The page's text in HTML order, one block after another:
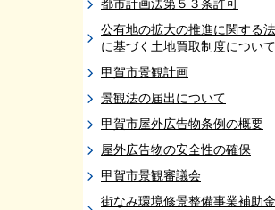
都市計画法第５３条許可
公有地の拡大の推進に関する
に基づく土地買取制度について
甲賀市景観計画
景観法の届出について
甲賀市屋外広告物条例の概要
屋外広告物の安全性の確保
甲賀市景観審議会
街なみ環境修景整備事業補助